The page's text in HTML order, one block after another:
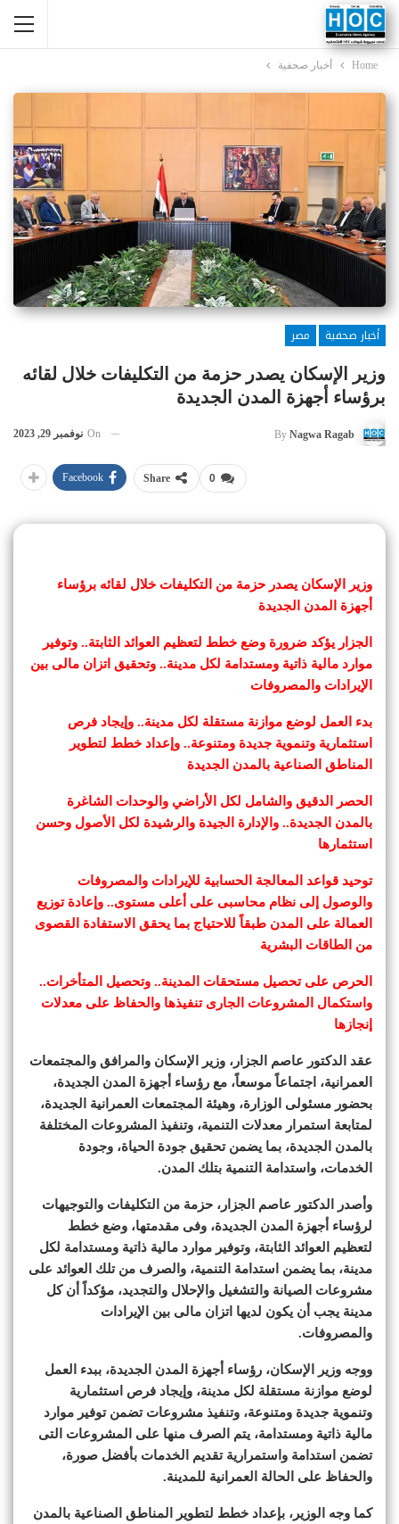
Home أخبار صحفية
أخبار صحفية
مصر
وزير الإسكان يصدر حزمة من التكليفات خلال لقائه
برؤساء أجهزة المدن الجديدة
By Nagwa Ragab
On نوفمبر 29, 2023
0
Share
Facebook
وزير الإسكان يصدر حزمة من التكليفات خلال لقائه برؤساء
أجهزة المدن الجديدة
الجزار يؤكد ضرورة وضع خطط لتعظيم العوائد الثابتة.. وتوفير
موارد مالية ذاتية ومستدامة لكل مدينة.. وتحقيق اتزان مالى بين
الإيرادات والمصروفات
بدء العمل لوضع موازنة مستقلة لكل مدينة.. وإيجاد فرص
استثمارية وتنموية جديدة ومتنوعة.. وإعداد خطط لتطوير
المناطق الصناعية بالمدن الجديدة
الحصر الدقيق والشامل لكل الأراضي والوحدات الشاغرة
بالمدن الجديدة.. والإدارة الجيدة والرشيدة لكل الأصول وحسن
استثمارها
توحيد قواعد المعالجة الحسابية للإيرادات والمصروفات
والوصول إلى نظام محاسبى على أعلى مستوى.. وإعادة توزيع
العمالة على المدن طبقاً للاحتياج بما يحقق الاستفادة القصوى
من الطاقات البشرية
الحرص على تحصيل مستحقات المدينة.. وتحصيل المتأخرات..
واستكمال المشروعات الجارى تنفيذها والحفاظ على معدلات
إنجازها
عقد الدكتور عاصم الجزار، وزير الإسكان والمرافق والمجتمعات
العمرانية، اجتماعاً موسعاً، مع رؤساء أجهزة المدن الجديدة،
بحضور مسئولى الوزارة، وهيئة المجتمعات العمرانية الجديدة،
لمتابعة استمرار معدلات التنمية، وتنفيذ المشروعات المختلفة
بالمدن الجديدة، بما يضمن تحقيق جودة الحياة، وجودة
الخدمات، واستدامة التنمية بتلك المدن.
وأصدر الدكتور عاصم الجزار، حزمة من التكليفات والتوجيهات
لرؤساء أجهزة المدن الجديدة، وفى مقدمتها، وضع خطط
لتعظيم العوائد الثابتة، وتوفير موارد مالية ذاتية ومستدامة لكل
مدينة، بما يضمن استدامة التنمية، والصرف من تلك العوائد على
مشروعات الصيانة والتشغيل والإحلال والتجديد، مؤكداً أن كل
مدينة يجب أن يكون لديها اتزان مالى بين الإيرادات
والمصروفات.
ووجه وزير الإسكان، رؤساء أجهزة المدن الجديدة، ببدء العمل
لوضع موازنة مستقلة لكل مدينة، وإيجاد فرص استثمارية
وتنموية جديدة ومتنوعة، وتنفيذ مشروعات تضمن توفير موارد
مالية ذاتية ومستدامة، يتم الصرف منها على المشروعات التى
تضمن استدامة واستمرارية تقديم الخدمات بأفضل صورة،
والحفاظ على الحالة العمرانية للمدينة.
كما وجه الوزير، بإعداد خطط لتطوير المناطق الصناعية بالمدن